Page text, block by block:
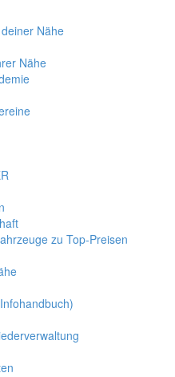
Nähe
Nähe
zu Top-Preisen